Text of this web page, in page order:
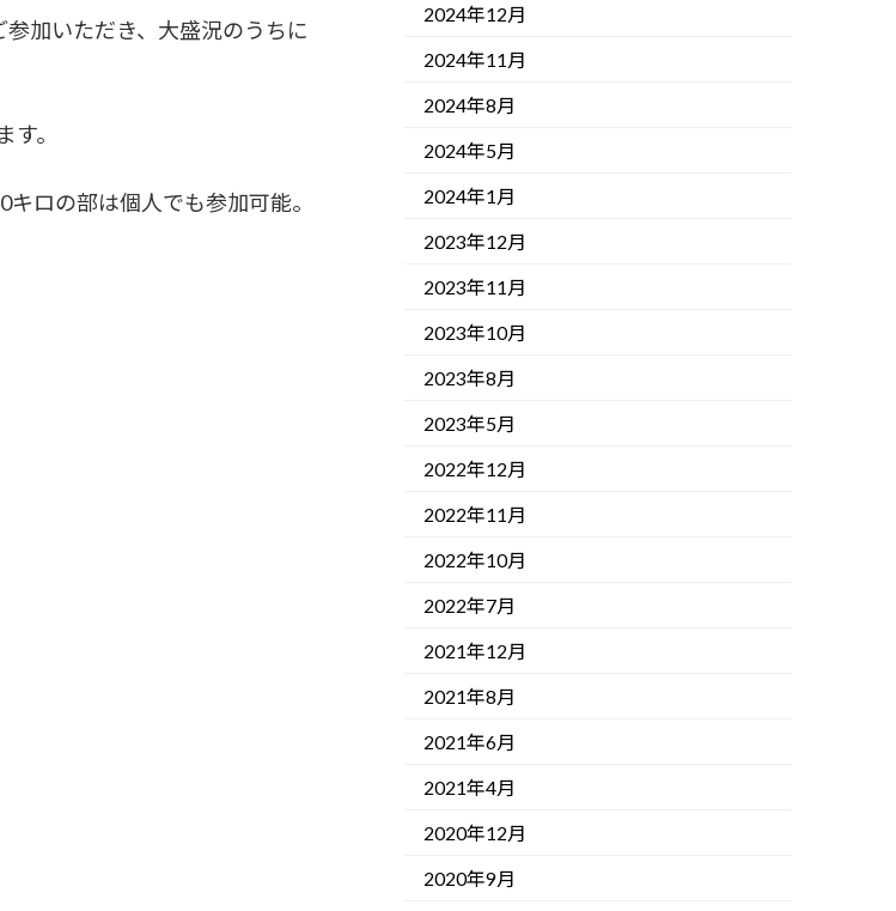
加いただき、大盛況のうちに
。
ロの部は個人でも参加可能。
2024年12月
2024年11月
2024年8月
2024年5月
2024年1月
2023年12月
2023年11月
2023年10月
2023年8月
2023年5月
2022年12月
2022年11月
2022年10月
2022年7月
2021年12月
2021年8月
2021年6月
2021年4月
2020年12月
2020年9月